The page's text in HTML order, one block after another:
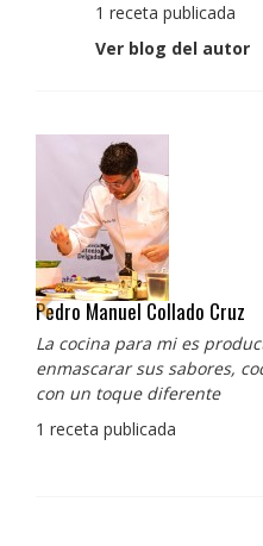
1 receta publicada
Ver blog del autor
Pedro Manuel Collado Cruz
La cocina para mi es
enmascarar sus sabores,
con un toque diferente
1 receta publicada